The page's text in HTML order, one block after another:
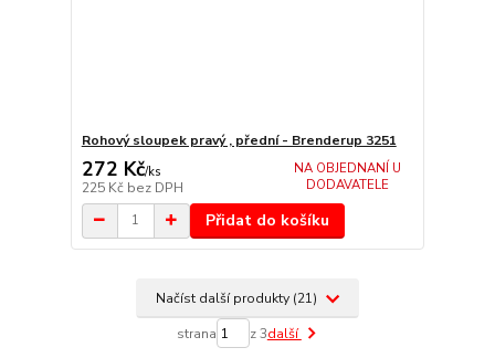
Rohový sloupek pravý , přední - Brenderup 3251
272 Kč/ks
225 Kč bez DPH
NA OBJEDNANÍ U
DODAVATELE
Přidat do košíku
Načíst další produkty (21)
strana z 3další